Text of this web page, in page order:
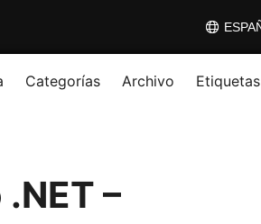
Categorías Archivo Etiquetas
–